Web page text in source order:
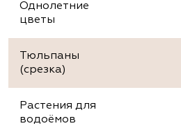
Однолетние
цветы
Тюльпаны
(срезка)
Растения для
водоёмов